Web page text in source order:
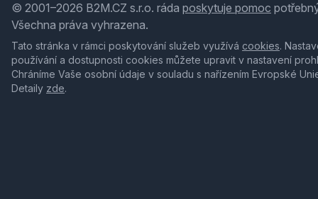
© 2001–2026 B2M.CZ s.r.o. ráda poskytuje pomoc
Všechna práva vyhrazena.
Tato stránka v rámci poskytování služeb využívá cookies.
používání a dostupnosti cookies můžete upravit v nastavení
Chráníme Vaše osobní údaje v souladu s nařízením Evropské
Detaily zde.